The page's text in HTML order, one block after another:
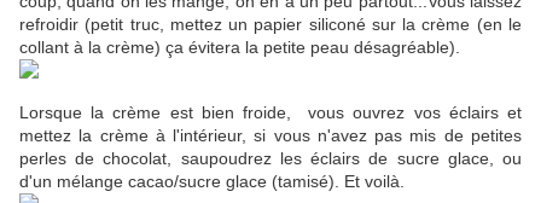
refroidir (petit truc, mettez un papier siliconé sur la crème (en le
collant à la crème) ça évitera la petite peau désagréable).
Lorsque la crème est bien froide, vous ouvrez vos éclairs et
mettez la crème à l'intérieur, si vous n'avez pas mis de petites
perles de chocolat, saupoudrez les éclairs de sucre glace, ou
d'un mélange cacao/sucre glace (tamisé). Et voilà.